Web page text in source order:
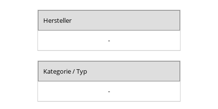
Hersteller
-
Kategorie / Typ
-